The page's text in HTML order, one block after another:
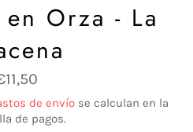
Orza - La
habitual
de envío se calculan en la
de pagos.